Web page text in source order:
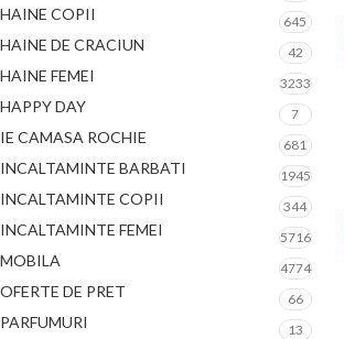
HAINE COPII 645
HAINE DE CRACIUN 42
HAINE FEMEI 3233
HAPPY DAY 7
IE CAMASA ROCHIE 681
INCALTAMINTE BARBATI 1945
INCALTAMINTE COPII 344
INCALTAMINTE FEMEI 5716
MOBILA 4774
OFERTE DE PRET 66
PARFUMURI 13